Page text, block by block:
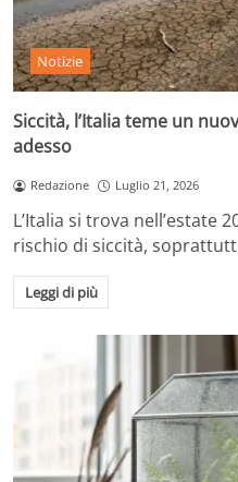
Notizie
Siccità, l’Italia teme un
adesso
Redazione Luglio 21, 2026
L’Italia si trova nell’estate
rischio di siccità,
Leggi di più